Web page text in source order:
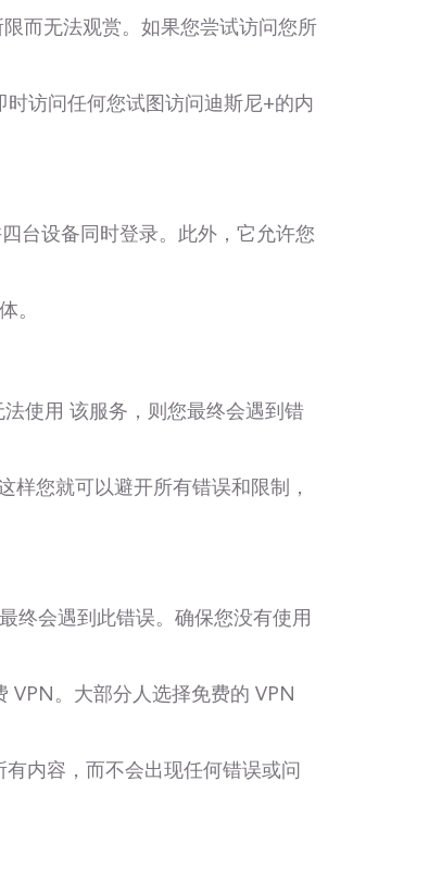
而无法观赏。如果您尝试访问您所
访问任何您试图访问迪斯尼+的内
台设备同时登录。此外，它允许您
。
使用 该服务，则您最终会遇到错
您就可以避开所有错误和限制，
终会遇到此错误。确保您没有使用
VPN。大部分人选择免费的 VPN
内容，而不会出现任何错误或问